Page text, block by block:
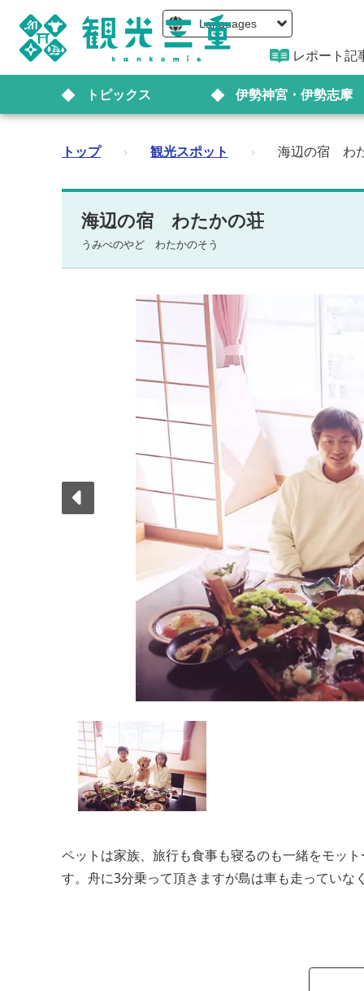
Languages
レポート記
トピックス 伊勢神宮・伊勢志摩
トップ › 観光スポット › 海辺の宿 わ
海辺の宿 わたかの荘
うみべのやど わたかのそう
ペットは家族、旅行も食事も寝るのも一緒をモッ
す。舟に3分乗って頂きますが島は車も走ってい